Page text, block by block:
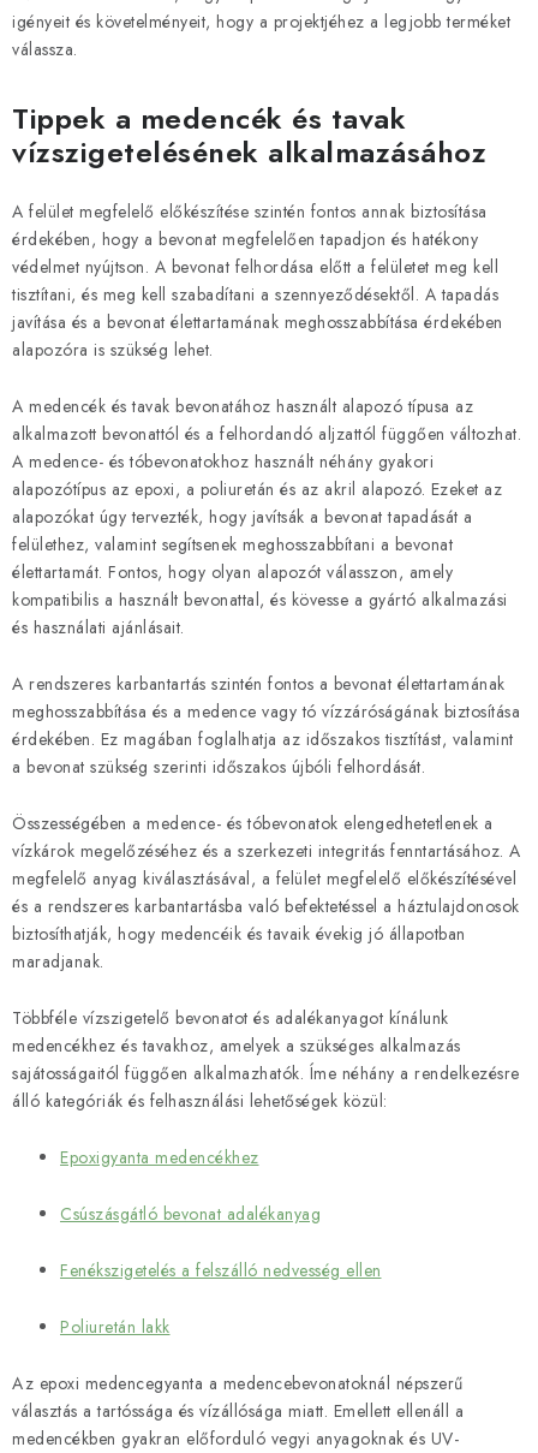
á
y
í
t
s
e
l
e
m
i
igényeit és követelményeit, hogy a projektjéhez a legjobb terméket
válassza.
Tippek a medencék és tavak
vízszigetelésének alkalmazásához
A felület megfelelő előkészítése szintén fontos annak biztosítása
érdekében, hogy a bevonat megfelelően tapadjon és hatékony
védelmet nyújtson. A bevonat felhordása előtt a felületet meg kell
tisztítani, és meg kell szabadítani a szennyeződésektől. A tapadás
javítása és a bevonat élettartamának meghosszabbítása érdekében
alapozóra is szükség lehet.
A medencék és tavak bevonatához használt alapozó típusa az
alkalmazott bevonattól és a felhordandó aljzattól függően változhat.
A medence- és tóbevonatokhoz használt néhány gyakori
alapozótípus az epoxi, a poliuretán és az akril alapozó. Ezeket az
alapozókat úgy tervezték, hogy javítsák a bevonat tapadását a
felülethez, valamint segítsenek meghosszabbítani a bevonat
élettartamát. Fontos, hogy olyan alapozót válasszon, amely
kompatibilis a használt bevonattal, és kövesse a gyártó alkalmazási
és használati ajánlásait.
A rendszeres karbantartás szintén fontos a bevonat élettartamának
meghosszabbítása és a medence vagy tó vízzáróságának biztosítása
érdekében. Ez magában foglalhatja az időszakos tisztítást, valamint
a bevonat szükség szerinti időszakos újbóli felhordását.
Összességében a medence- és tóbevonatok elengedhetetlenek a
vízkárok megelőzéséhez és a szerkezeti integritás fenntartásához. A
megfelelő anyag kiválasztásával, a felület megfelelő előkészítésével
és a rendszeres karbantartásba való befektetéssel a háztulajdonosok
biztosíthatják, hogy medencéik és tavaik évekig jó állapotban
maradjanak.
Többféle vízszigetelő bevonatot és adalékanyagot kínálunk
medencékhez és tavakhoz, amelyek a szükséges alkalmazás
sajátosságaitól függően alkalmazhatók. Íme néhány a rendelkezésre
álló kategóriák és felhasználási lehetőségek közül:
Epoxigyanta medencékhez
Csúszásgátló bevonat adalékanyag
Fenékszigetelés a felszálló nedvesség ellen
Poliuretán lakk
Az epoxi medencegyanta a medencebevonatoknál népszerű
választás a tartóssága és vízállósága miatt. Emellett ellenáll a
medencékben gyakran előforduló vegyi anyagoknak és UV-